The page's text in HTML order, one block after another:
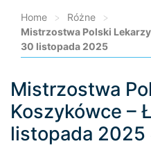
Home > Różne
>
Mistrzostwa Polski
30 listopada 2025
Loading...
Mistrzostwa
Koszykówce –
listopada 2025